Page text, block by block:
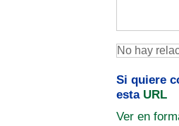
No hay
Si quiere
esta URL
Ver en